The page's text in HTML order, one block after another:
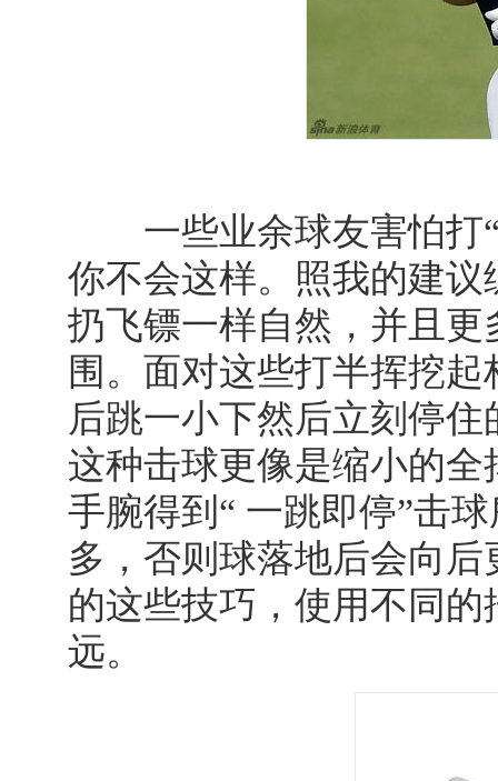
一些业余球友害怕打“
你不会这样。照我的建
扔飞镖一样自然，并且
围。面对这些打半挥挖
后跳一小下然后立刻停
这种击球更像是缩小的
手腕得到“ 一跳即停”击
多，否则球落地后会向
的这些技巧，使用不同
远。